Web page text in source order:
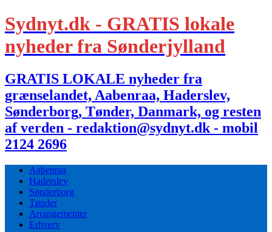
Sydnyt.dk - GRATIS lokale
nyheder fra Sønderjylland
GRATIS LOKALE nyheder fra
grænselandet, Aabenraa, Haderslev,
Sønderborg, Tønder, Danmark, og resten
af verden - redaktion@sydnyt.dk - mobil
2124 2696
Aabenraa
Haderslev
Sønderborg
Tønder
Arrangementer
Erhverv